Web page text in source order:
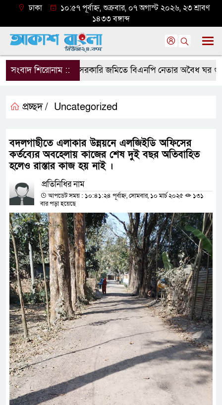
ঢাকা
১০:৫৭ পূর্বাহ্ন, শুক্রবার, ০৭ অগাস্ট ২০২৬, ২৩ শ্রাবণ
১৪৩৩ বঙ্গাব্দ
সংবাদ শিরোনাম ::সরকারি জমিতে বিএনপি নেতার অবৈধ ঘর
প্রচ্ছদ / Uncategorized
বদলগাছীতে এলাকার উন্নয়নে এলজিইডি অফিসের
কর্তব্যের অবহেলায় কাজের শেষ দুই বছর অতিবাহিত
হলেও রাস্তার কাজ হয় নাই ।
প্রতিনিধির নাম
আপডেট সময় : ১০:৪১:২৪ পূর্বাহ্ন, সোমবার, ১০ মার্চ ২০২৫
১৩১
বার পড়া হয়েছে